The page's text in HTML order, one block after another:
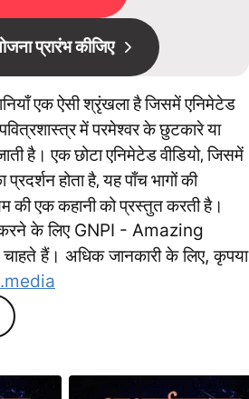
प्रारंभ कीजिए
एक ऐसी श्रृंखला है जिसमें एनिमेटेड
में परमेश्वर के छुटकारे या
है। एक छोटा एनिमेटेड वीडियो, जिसमें
होता है, यह पाँच भागों की
की एक कहानी को प्रस्तुत करती है।
करने के लिए GNPI - Amazing
हैं। अधिक जानकारी के लिए, कृपया